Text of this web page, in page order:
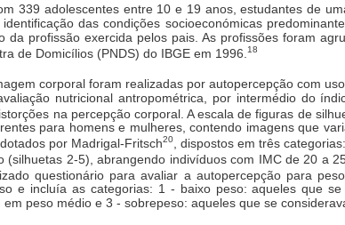
339 adolescentes entre 10 e 19 anos, estudantes de
das condições socioeconómicas
da profissão exercida pelos pais. As profissões foram
de Domicílios (PNDS) do IBGE em 1996. 18
corporal foram realizadas por autopercepção com
nutricional antropométrica, por intermédio do
na percepção corporal. A escala de figuras de
para homens e mulheres, contendo imagens que
por Madrigal-Fritsch20
, dispostos em três
(silhuetas 2-5), abrangendo indivíduos com IMC de 20 a
questionário para avaliar a autopercepção para
e incluía as categorias: 1 - baixo peso: aqueles que
peso médio e 3 - sobrepeso: aqueles que se